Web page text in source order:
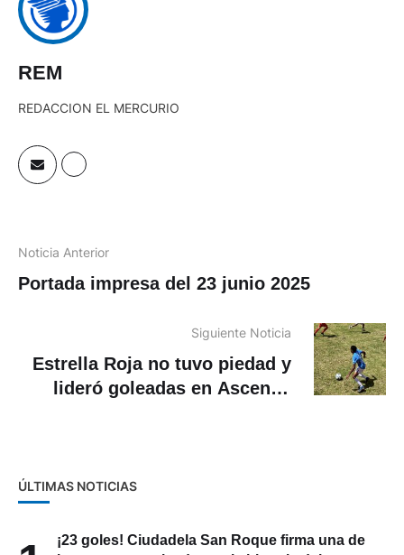
REM
REDACCION EL MERCURIO
Noticia Anterior
Portada impresa del 23 junio 2025
Siguiente Noticia
Estrella Roja no tuvo piedad y
lideró goleadas en Ascenso
ÚLTIMAS NOTICIAS
¡23 goles! Ciudadela San Roque firma una de